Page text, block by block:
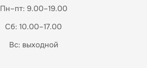
Пн–пт: 9.00–19.00
Сб: 10.00–17.00
Вс: выходной